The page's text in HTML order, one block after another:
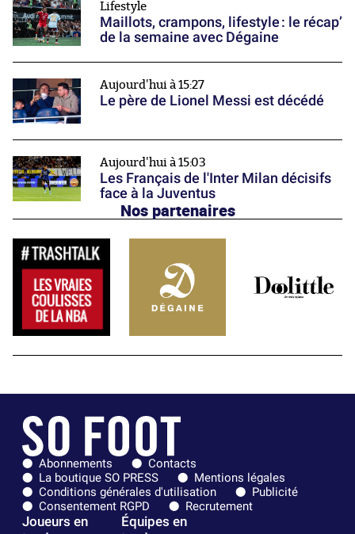
Lifestyle
Maillots, crampons, lifestyle : le récap’
de la semaine avec Dégaine
Aujourd'hui à 15:27
Le père de Lionel Messi est décédé
Aujourd'hui à 15:03
Les Français de l'Inter Milan décisifs
face à la Juventus
Nos partenaires
Abonnements
Contacts
La boutique SO PRESS
Mentions légales
Conditions générales d'utilisation
Publicité
Consentement RGPD
Recrutement
Joueurs en
Équipes en